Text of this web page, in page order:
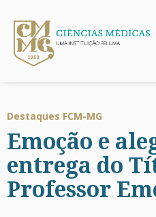
Destaques FCM-MG
Emoção e
entrega do
Professor